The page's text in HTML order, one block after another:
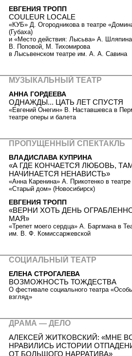
ЕВГЕНИЯ ТРОПП
COULEUR LOCALE
«КУБ» Д. Огородникова в театре
(Губаха)
и «Место действия: Лысьва» А.
В. Поповой, М. Тихомирова
в Лысьвенском театре им. А. А. Савина
МУЗЫКАЛЬНЫЙ ТЕАТР
АННА ГОРДЕЕВА
ОДНАЖДЫ... ЦАТЬ ЛЕТ СПУСТЯ
«Евгений Онегин» В. Наставшевса в
театре оперы и балета
ПРОПУЩЕННЫЙ СПЕКТАКЛЬ
ВЛАДИСЛАВА КУПРИНА
«А ГДЕ КОНЧАЕТСЯ ЛЮБОВЬ,
НАЧИНАЕТСЯ НЕНАВИСТЬ»
«Анна Каренина» А. Прикотенко в театре
«Старый дом» (Новосибирск)
ЕВГЕНИЯ ТРОПП
«ВЕРНИ ХОТЬ ДЕНЬ
МАЯ»
«Трепет моего сердца» А. Баргмана в
им. В. Ф. Комиссаржевской
СОЦИАЛЬНЫЙ ТЕАТР
ЕЛЕНА СТРОГАЛЕВА
ВОЗМОЖНОСТЬ ТОЖДЕСТВА
О фестивале социального театра
взгляд»
ДРАМА — ДЕЛО
АЛЕКСЕЙ ЖИТКОВСКИЙ: «МНЕ
НРАВИЛИСЬ ИСТОРИИ
ОТ БОЛЬШОГО НАРРАТИВА»